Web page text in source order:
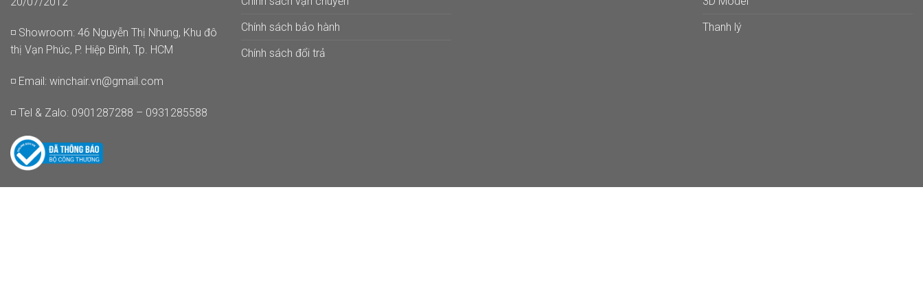
◽ Showroom: 46 Nguyễn Thị Nhung, Khu đô
thị Vạn Phúc, P. Hiệp Bình, Tp. HCM
◽ Email: winchair.vn@gmail.com
◽ Tel & Zalo: 0901287288 – 0931285588
Chính sách bảo hành
Chính sách đổi trả
Thanh lý